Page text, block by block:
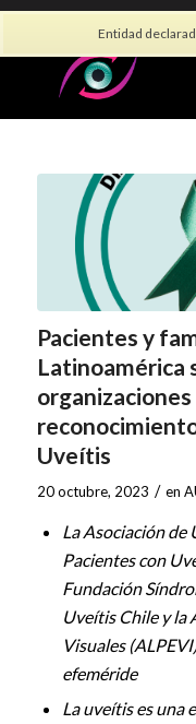
Entidad
Pacientes y
Latinoamérica
Uveítis
20 octubre, 2023 / en
La Asociación de
Pacientes con
Fundación
Uveítis Chile y la
Visuales
efeméride
La uveítis es una